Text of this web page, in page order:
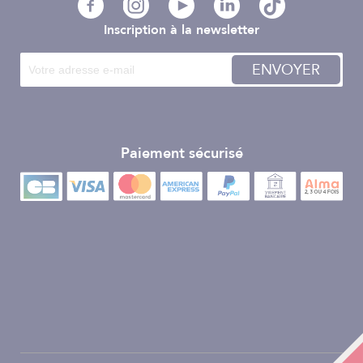
Inscription à la newsletter
ENVOYER
Paiement sécurisé